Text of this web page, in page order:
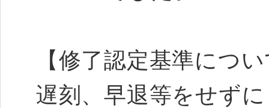
【修了認定基準につ
遅刻、早退等をせず